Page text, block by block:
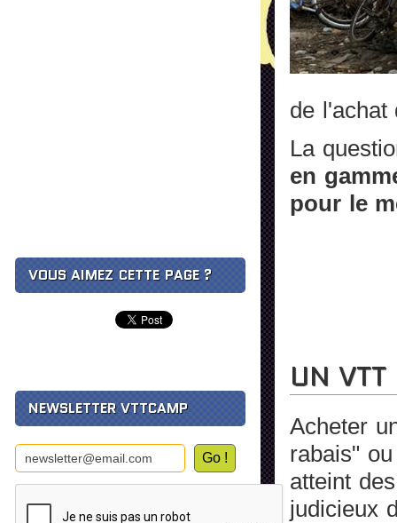
de l'achat
La
en
pour le
UN VTT
Acheter
rabais"
atteint
judicieux
VOUS AIMEZ CETTE PAGE ?
NEWSLETTER VTTCAMP